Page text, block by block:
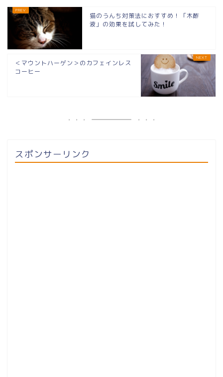
猫のうんち対策法におすすめ！「木酢
液」の効果を試してみた！
＜マウントハーゲン＞のカフェインレス
コーヒー
スポンサーリンク